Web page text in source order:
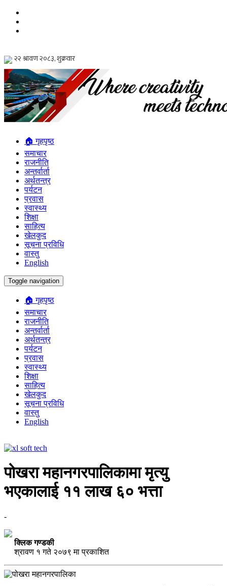
🏠 गृहपृष्ठ
समाचार
राजनीति
अन्तर्वार्ता
अर्थतन्त्र
पर्यटन
प्रवास
स्वास्थ्य
शिक्षा
साहित्य
खेलकुद
सूचना प्रविधि
वास्तु
English
Toggle navigation
🏠 गृहपृष्ठ
समाचार
राजनीति
अन्तर्वार्ता
अर्थतन्त्र
पर्यटन
प्रवास
स्वास्थ्य
शिक्षा
साहित्य
खेलकुद
सूचना प्रविधि
वास्तु
English
पोखरा महानगरपालिकामा मृत्यु
भएकालाई ११ लाख ६० भत्ता
-
क्लिक गण्डकी
श्रावण १ गते २०७९ मा प्रकाशित